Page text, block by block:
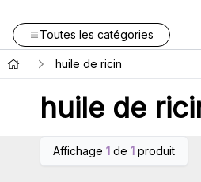
Toutes les catégories
huile de ricin
huile de
Affichage 1 de 1 produit
vous pour accéder aux prix de
gros